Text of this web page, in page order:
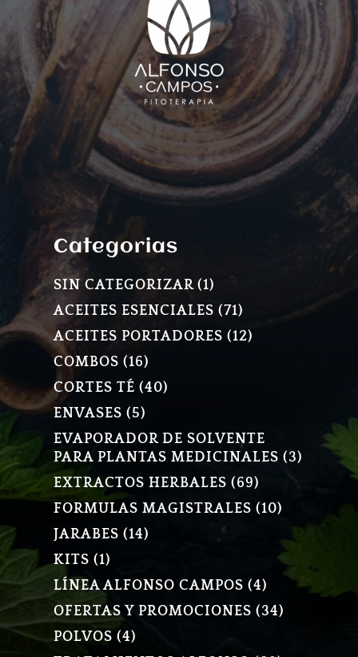
Categorias
SIN CATEGORIZAR 11
PRODUCTO
ACEITES ESENCIALES 7171
PRODUCTOS
ACEITES PORTADORES 1212
COMBOS 1616
PRODUCTOS
CORTES TÉ 4040
ENVASES 55
PRODUCTOS
EVAPORADOR DE SOLVENTE
PARA PLANTAS MEDICINALES
33
EXTRACTOS HERBALES 6969
PRODUCTOS
FORMULAS MAGISTRALES 1010
JARABES 1414
KITS 11
PRODUCTO
LÍNEA ALFONSO CAMPOS 44
PRODUCTOS
OFERTAS Y PROMOCIONES 3434
POLVOS 44